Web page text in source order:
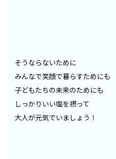
そうならないために
みんなで笑顔で暮らすためにも
子どもたちの未来のためにも
しっかりいい塩を摂って
大人が元気でいましょう！